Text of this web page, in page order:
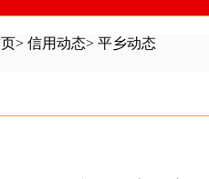
> 信用动态> 平乡动态